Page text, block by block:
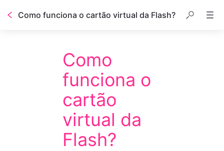
Como funciona o cartão virtual da Flash?
Como
funciona o
cartão
virtual da
Flash?